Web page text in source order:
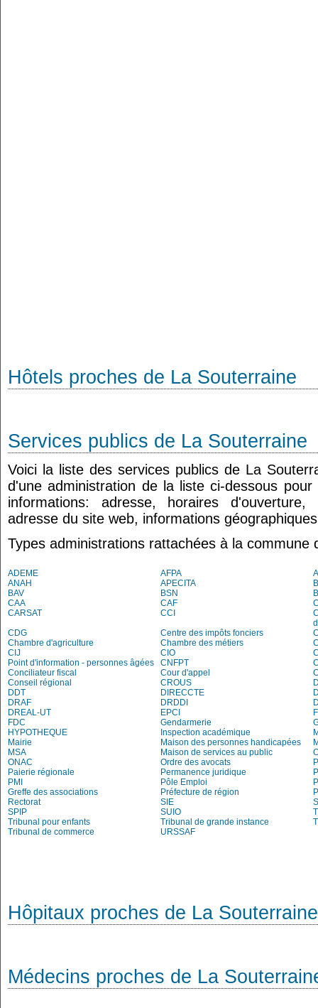
Hôtels proches de La Souterraine
Services publics de La Souterraine
Voici la liste des services publics de La
d'une administration de la liste ci-dessous
informations: adresse, horaires
adresse du site web, informations
Types administrations rattachées à la commune
ADEME AFPA
ANAH
APECITA
BAV
BSN
CAA
CAF
CARSAT
CCI
CDG
Centre des impôts fonciers
Chambre d'agriculture
Chambre des métiers
CIJ
CIO
Point d'information - personnes âgées
CNFPT
Conciliateur fiscal
Cour d'appel
Conseil régional
CROUS
DDT
DIRECCTE
DRAF
DRDDI
DREAL-UT
EPCI
FDC
Gendarmerie
HYPOTHEQUE
Inspection académique
Mairie
Maison des personnes handicapées
MSA
Maison de services au public
ONAC
Ordre des avocats
Paierie régionale
Permanence juridique
PMI
Pôle Emploi
Greffe des associations
Préfecture de région
Rectorat
SIE
SPIP
SUIO
Tribunal pour enfants
Tribunal de grande instance
Tribunal de commerce
URSSAF
Hôpitaux proches de La Souterraine
Médecins proches de La